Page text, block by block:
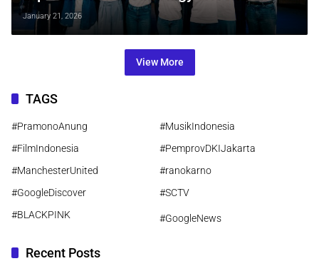
Kembali Hidupkan Mimpi di Atas
Panggung
January 21, 2026
View More
TAGS
#PramonoAnung
#MusikIndonesia
#FilmIndonesia
#PemprovDKIJakarta
#ManchesterUnited
#ranokarno
#GoogleDiscover
#SCTV
#BLACKPINK
#GoogleNews
Recent Posts